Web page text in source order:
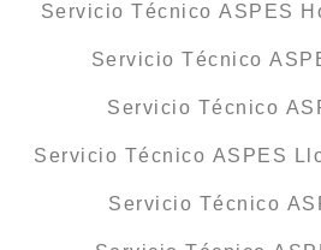
Servicio Técnico ASPES
Servicio Técnico
Servicio Técnico
Servicio Técnico ASPES
Servicio Técnico